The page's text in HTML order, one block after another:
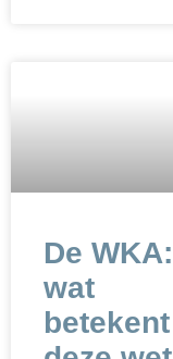
De WKA:
wat
betekent